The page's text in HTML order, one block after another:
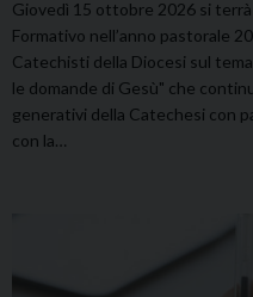
Giovedì 15 ottobre 2026 si
Formativo nell’anno pastorale
Catechisti della Diocesi sul
le domande di Gesù" che
generativi della Catechesi con
con la…